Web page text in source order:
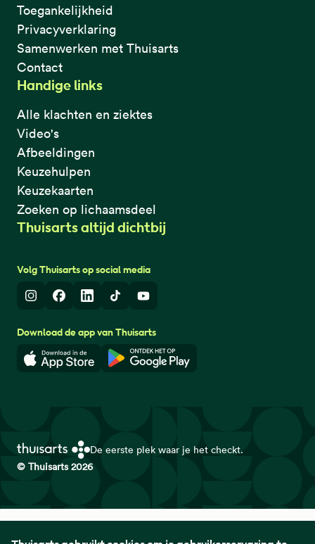
Toegankelijkheid
Privacyverklaring
Samenwerken met Thuisarts
Contact
Handige links
Alle klachten en ziektes
Video's
Afbeeldingen
Keuzehulpen
Keuzekaarten
Zoeken op lichaamsdeel
Thuisarts altijd dichtbij
Volg Thuisarts op social media
InstagramFacebook
LinkedInTikTokYoutube
Download de app van Thuisarts
Download in de App StoreDownload in de Google Play
De eerste plek waar je het checkt.
© Thuisarts 2026